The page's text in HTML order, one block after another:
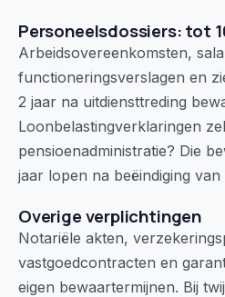
Personeelsdossiers: tot
Arbeidsovereenkomsten,
functioneringsverslagen en
2 jaar na uitdiensttreding
Loonbelastingverklaringen
pensioenadministratie? Die
jaar lopen na beëindiging
Overige verplichtingen
Notariële akten,
vastgoedcontracten en
eigen bewaartermijnen. Bij